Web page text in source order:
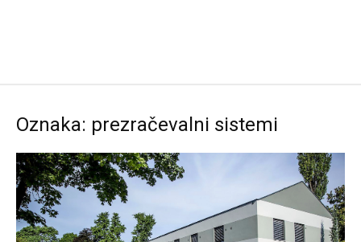
Oznaka: prezračevalni sistemi